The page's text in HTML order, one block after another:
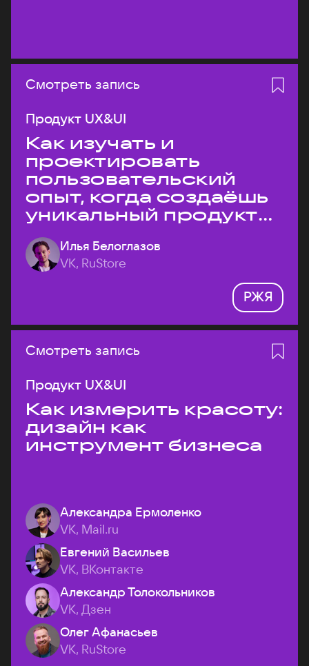
Смотреть запись
Продукт UX&UI
Как изучать и
проектировать
пользовательский
опыт, когда создаёшь
уникальный продукт
на рынке?
Илья Белоглазов
VK, RuStore
РЖЯ
Смотреть запись
Продукт UX&UI
Как измерить красоту:
дизайн как
инструмент бизнеса
Александра Ермоленко
VK, Mail.ru
Евгений Васильев
VK, ВКонтакте
Александр Толокольников
VK, Дзен
Олег Афанасьев
VK, RuStore